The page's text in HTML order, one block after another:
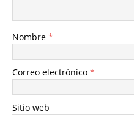
Nombre *
Correo electrónico *
Sitio web